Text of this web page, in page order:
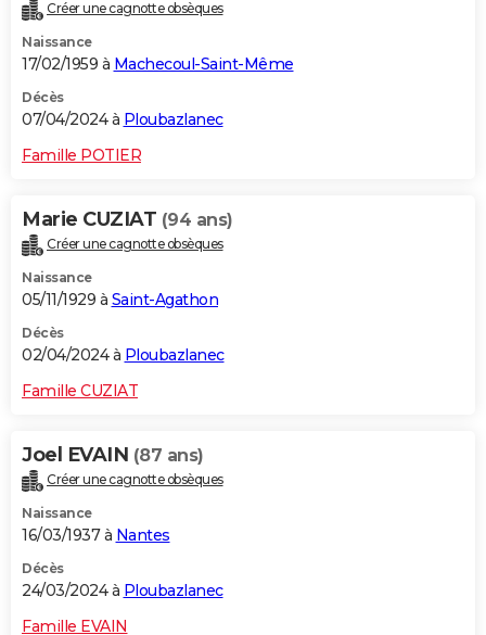
Créer une cagnotte obsèques
Naissance
17/02/1959 à Machecoul-Saint-Même
Décès
07/04/2024 à Ploubazlanec
Famille POTIER
Marie CUZIAT (94 ans)
Créer une cagnotte obsèques
Naissance
05/11/1929 à Saint-Agathon
Décès
02/04/2024 à Ploubazlanec
Famille CUZIAT
Joel EVAIN (87 ans)
Créer une cagnotte obsèques
Naissance
16/03/1937 à Nantes
Décès
24/03/2024 à Ploubazlanec
Famille EVAIN